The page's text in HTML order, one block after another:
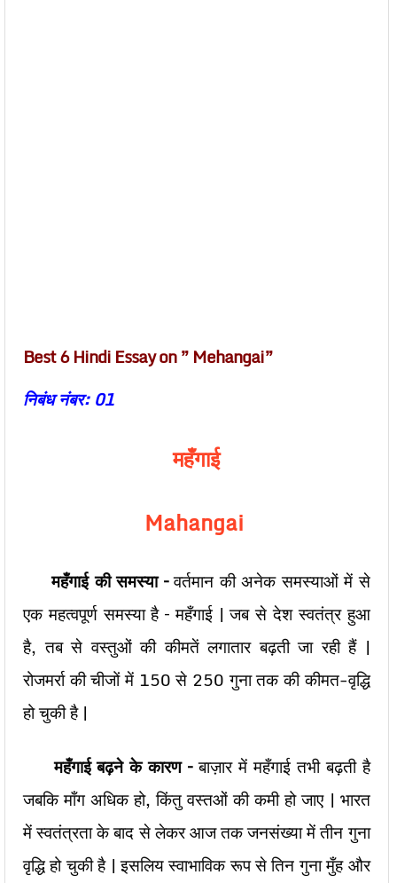
Best 6 Hindi Essay on ” Mehangai”
निबंध नंबर: 01
महँगाई
Mahangai
महँगाई की समस्या –वर्तमान की अनेक समस्याओं में से
एक महत्वपूर्ण समस्या है – महँगाई | जब से देश स्वतंत्र हुआ
है, तब से वस्तुओं की कीमतें लगातार बढ़ती जा रही हैं |
रोजमर्रा की चीजों में 150 से 250 गुना तक की कीमत-वृद्धि
हो चुकी है |
महँगाई बढ़ने के कारण –बाज़ार में महँगाई तभी बढ़ती है
जबकि माँग अधिक हो, किंतु वस्तओं की कमी हो जाए | भारत
में स्वतंत्रता के बाद से लेकर आज तक जनसंख्या में तीन गुना
वृद्धि हो चुकी है | इसलिय स्वाभाविक रूप से तिन गुना मुँह और